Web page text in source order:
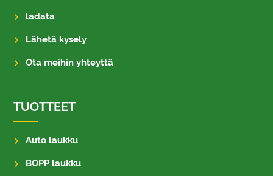
ladata
Lähetä kysely
Ota meihin yhteyttä
TUOTTEET
Auto laukku
BOPP laukku